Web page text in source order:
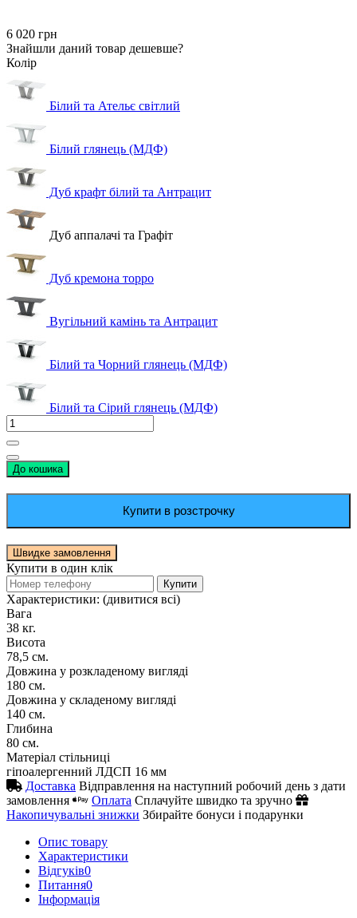
6 020 грн
Знайшли даний товар дешевше?
Колір
Білий та Ательє світлий
Білий глянець (МДФ)
Дуб крафт білий та Антрацит
Дуб аппалачі та Графіт
Дуб кремона торро
Вугільний камінь та Антрацит
Білий та Чорний глянець (МДФ)
Білий та Сірий глянець (МДФ)
До кошика
Купити в розстрочку
Швидке замовлення
Купити в один клік
Купити
Характеристики: (дивитися всі)
Вага
38 кг.
Висота
78,5 см.
Довжина у розкладеному вигляді
180 см.
Довжина у складеному вигляді
140 см.
Глибина
80 см.
Матеріал стільниці
гіпоалергенний ЛДСП 16 мм
Доставка Відправлення на наступний робочий день з дати
замовлення
Оплата Сплачуйте швидко та зручно
Накопичувальні знижки Збирайте бонуси і подарунки
Опис товару
Характеристики
Відгуків0
Питання0
Iнформація